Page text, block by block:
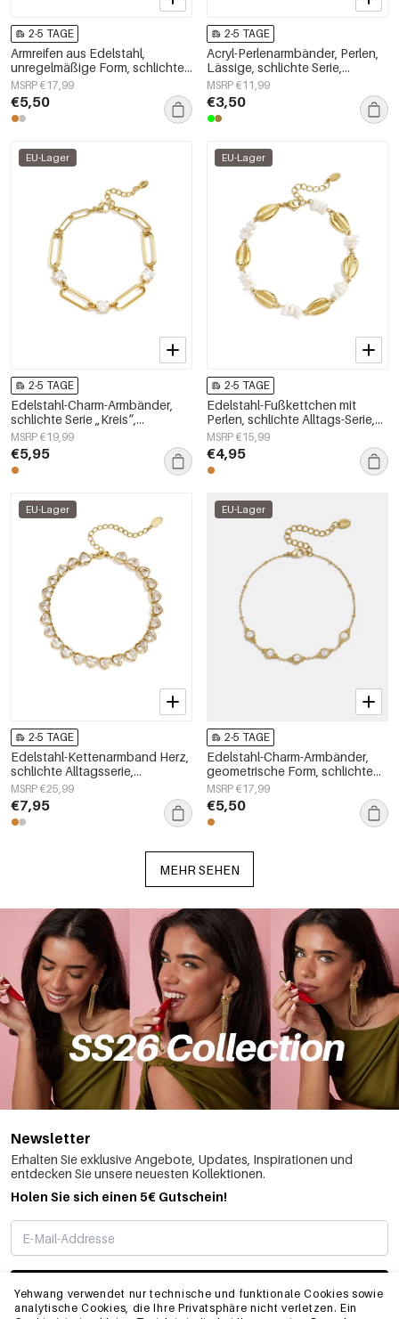
Yehwang verwendet nur technische und funktionale Cookies sowie
analytische Cookies, die Ihre Privatsphäre nicht verletzen. Ein
2-5 TAGE
Armreifen aus Edelstahl,
unregelmäßige Form, schlichte
Alltagsserie, Damenschmuck
MSRP €17,99
€5,50
2-5 TAGE
Acryl-Perlenarmbänder, Perlen,
Lässige, schlichte Serie,
Damenschmuck
MSRP €11,99
€3,50
EU-Lager
2-5 TAGE
Edelstahl-Charm-Armbänder,
schlichte Serie „Kreis“,
Damenschmuck
MSRP €19,99
€5,95
EU-Lager
2-5 TAGE
Edelstahl-Fußkettchen mit
Perlen, schlichte Alltags-Serie,
Damenschmuck
MSRP €15,99
€4,95
EU-Lager
2-5 TAGE
Edelstahl-Kettenarmband Herz,
schlichte Alltagsserie,
Damenschmuck
MSRP €25,99
€7,95
EU-Lager
2-5 TAGE
Edelstahl-Charm-Armbänder,
geometrische Form, schlichte
Alltagsserie, Damenschmuck
MSRP €17,99
€5,50
MEHR SEHEN
Newsletter
Erhalten Sie exklusive Angebote, Updates, Inspirationen und
entdecken Sie unsere neuesten Kollektionen.
Holen Sie sich einen 5€ Gutschein!
ABONNIEREN